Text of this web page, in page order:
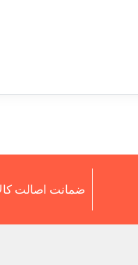
ضمانت اصالت